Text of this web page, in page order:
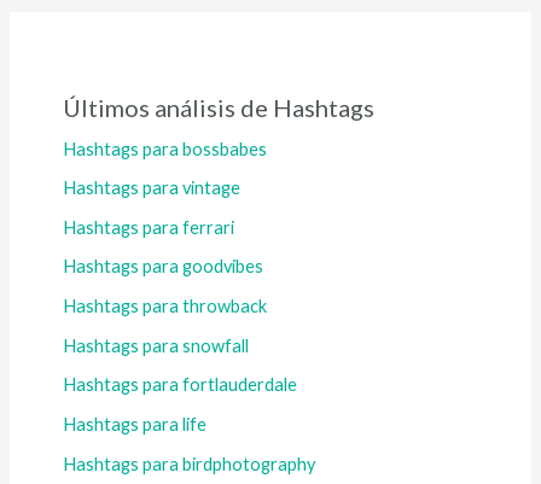
Últimos análisis de Hashtags
Hashtags para bossbabes
Hashtags para vintage
Hashtags para ferrari
Hashtags para goodvibes
Hashtags para throwback
Hashtags para snowfall
Hashtags para fortlauderdale
Hashtags para life
Hashtags para birdphotography